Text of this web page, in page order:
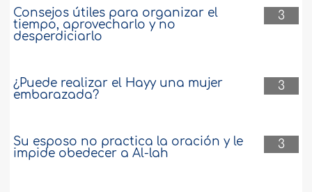
3
Consejos útiles para organizar el
tiempo, aprovecharlo y no
desperdiciarlo
3
¿Puede realizar el Hayy una mujer
embarazada?
3
Su esposo no practica la oración y le
impide obedecer a Al-lah